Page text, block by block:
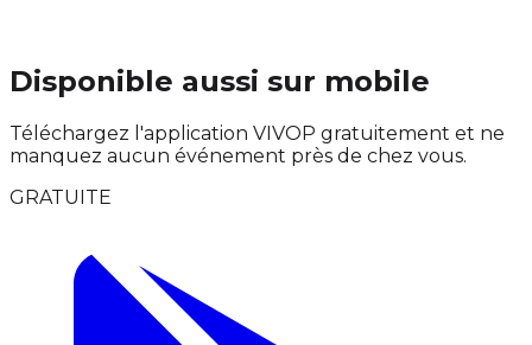
Disponible aussi sur mobile
Téléchargez l'application VIVOP gratuitement et ne
manquez aucun événement près de chez vous.
GRATUITE